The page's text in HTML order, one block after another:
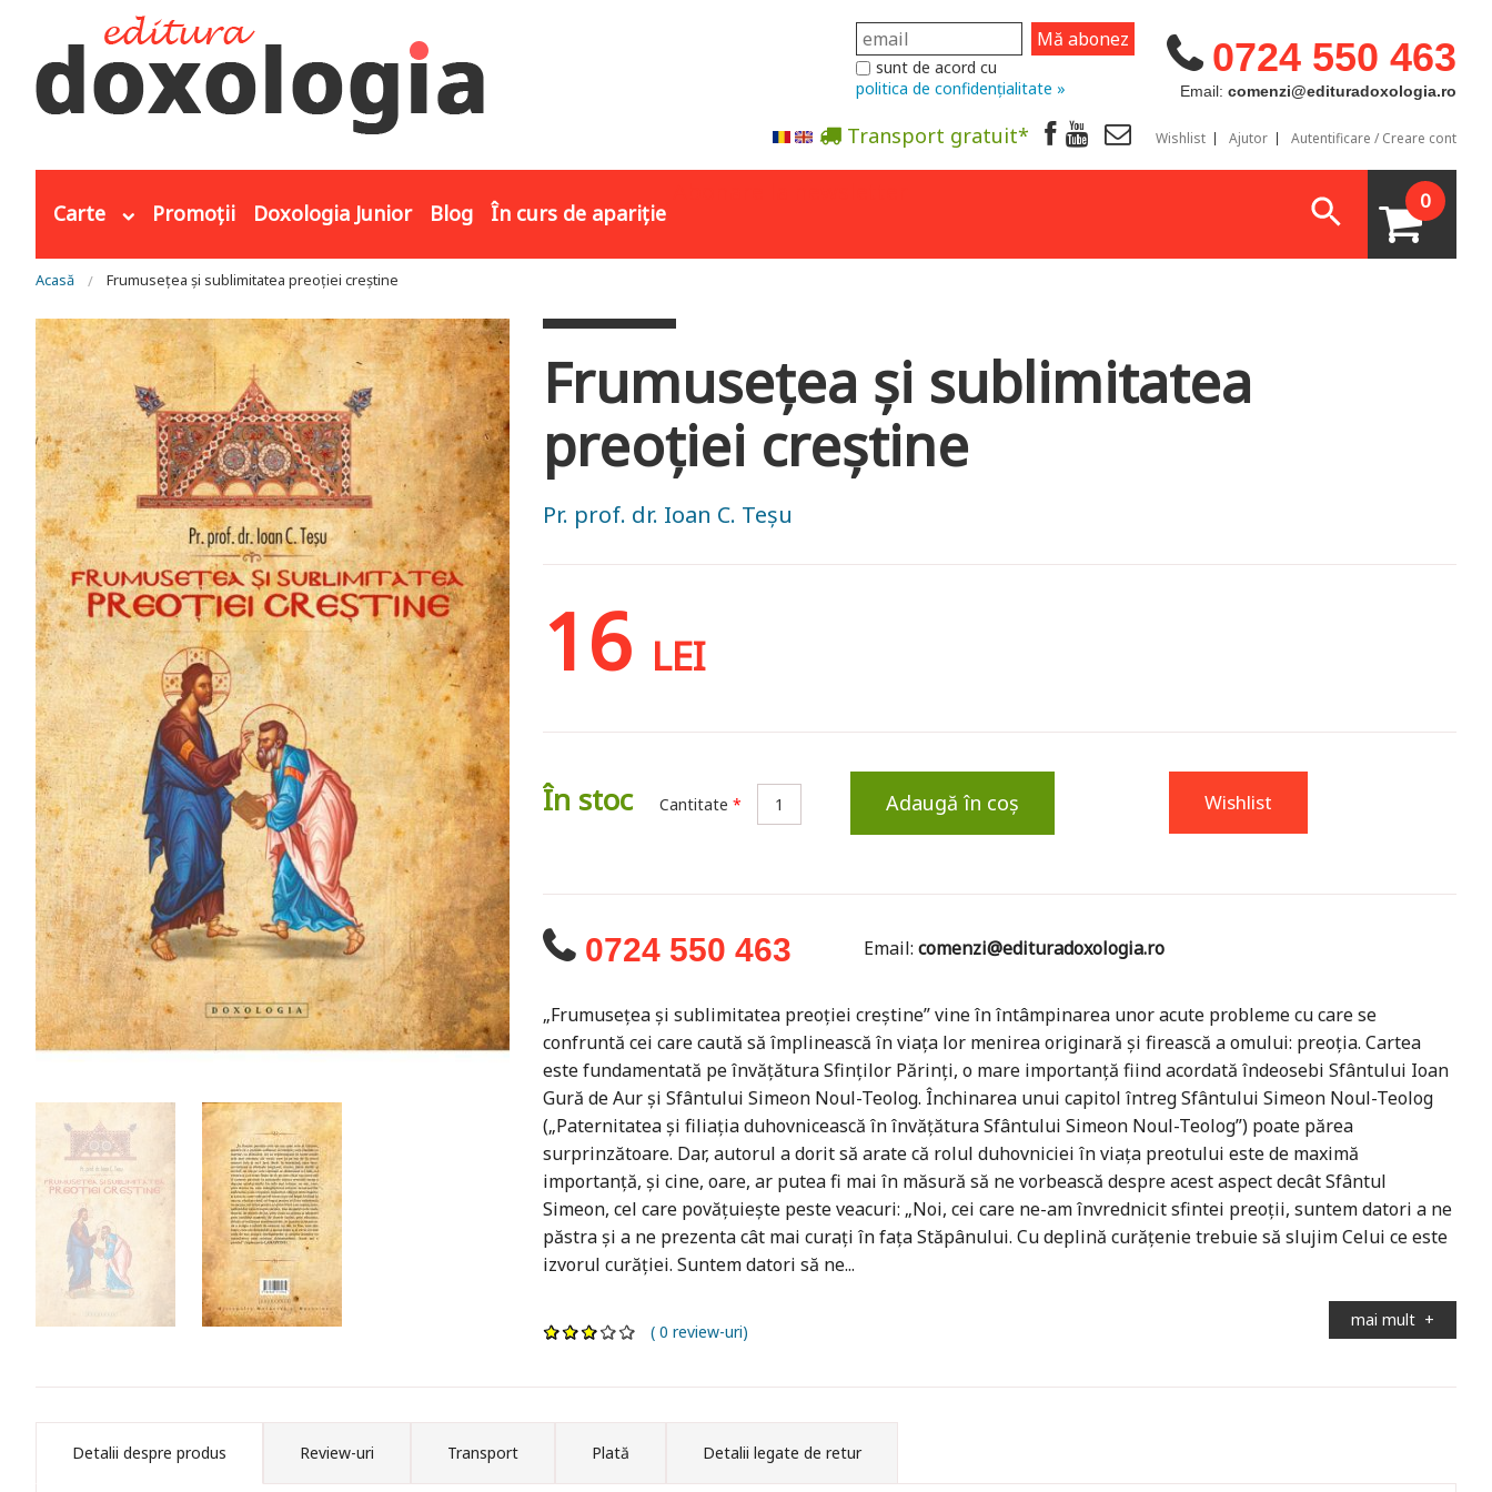
0724 550 463
Email: comenzi@edituradoxologia.ro
sunt de acord cu
politica de confidențialitate »
Transport gratuit* Wishlist Ajutor Autentificare / Creare cont
Carte Promoții Doxologia Junior Blog În curs de apariție 0
Eşti aici
Acasă Frumusețea și sublimitatea preoției creștine
Frumusețea și sublimitatea
preoției creștine
Pr. prof. dr. Ioan C. Teşu
16 LEI
În stoc Cantitate * Adaugă în coș Wishlist
0724 550 463 Email:comenzi@edituradoxologia.ro
„Frumuseţea şi sublimitatea preoţiei creştine” vine în întâmpinarea unor acute probleme cu care se
confruntă cei care caută să împlinească în viaţa lor menirea originară şi firească a omului: preoţia. Cartea
este fundamentată pe învăţătura Sfinţilor Părinţi, o mare importanţă fiind acordată îndeosebi Sfântului Ioan
Gură de Aur şi Sfântului Simeon Noul-Teolog. Închinarea unui capitol întreg Sfântului Simeon Noul-Teolog
(„Paternitatea şi filiaţia duhovnicească în învăţătura Sfântului Simeon Noul-Teolog”) poate părea
surprinzătoare. Dar, autorul a dorit să arate că rolul duhovniciei în viaţa preotului este de maximă
importanţă, şi cine, oare, ar putea fi mai în măsură să ne vorbească despre acest aspect decât Sfântul
Simeon, cel care povăţuieşte peste veacuri: „Noi, cei care ne-am învrednicit sfintei preoţii, suntem datori a ne
păstra şi a ne prezenta cât mai curaţi în faţa Stăpânului. Cu deplină curăţenie trebuie să slujim Celui ce este
izvorul curăţiei. Suntem datori să ne...
mai mult +
( 0 review-uri)
Detalii despre produs Review-uri Transport Plată Detalii legate de retur